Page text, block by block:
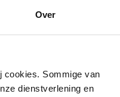
Over
cookies. Sommige van
dienstverlening en